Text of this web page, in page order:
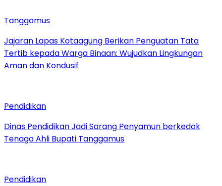
Tanggamus
Jajaran Lapas Kotaagung Berikan Penguatan Tata
Tertib kepada Warga Binaan: Wujudkan Lingkungan
Aman dan Kondusif
Pendidikan
Dinas Pendidikan Jadi Sarang Penyamun berkedok
Tenaga Ahli Bupati Tanggamus
Pendidikan